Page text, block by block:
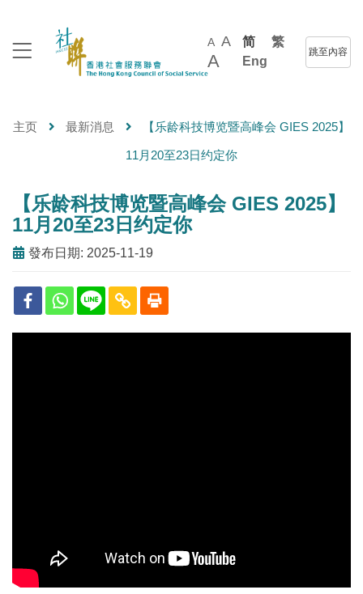
A A
A
简
繁
Eng
跳至內容
主页 最新消息 【乐龄科技博览暨高峰会 GIES 2025】
11月20至23日约定你
【乐龄科技博览暨高峰会 GIES 2025】
11月20至23日约定你
發布日期: 2025-11-19